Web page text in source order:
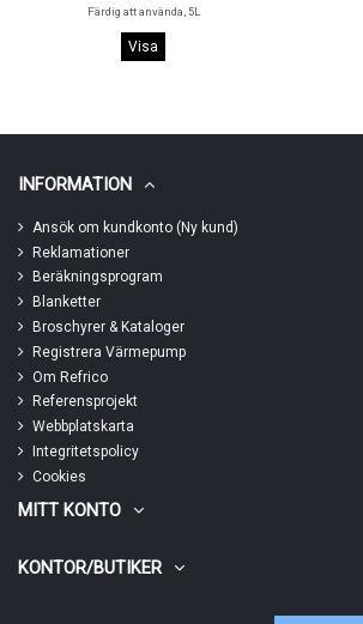
Färdig att använda, 5L
Visa
INFORMATION
Ansök om kundkonto (Ny kund)
Reklamationer
Beräkningsprogram
Blanketter
Broschyrer & Kataloger
Registrera Värmepump
Om Refrico
Referensprojekt
Webbplatskarta
Integritetspolicy
Cookies
MITT KONTO
KONTOR/BUTIKER